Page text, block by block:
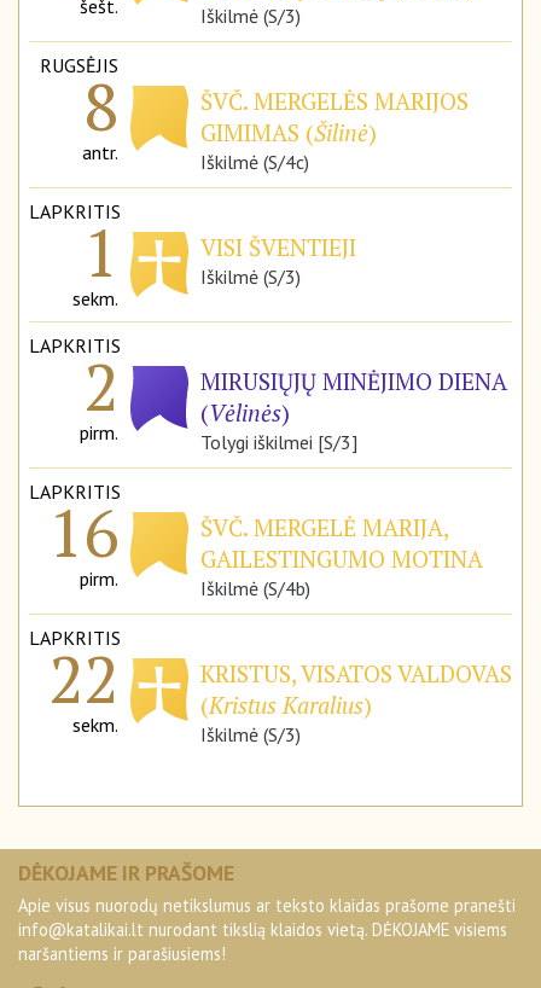
šešt. Iškilmė (S/3)
RUGSĖJIS
8
antr.
ŠVČ. MERGELĖS MARIJOS
GIMIMAS (Šilinė)
Iškilmė (S/4c)
LAPKRITIS
1
sekm.
VISI ŠVENTIEJI
Iškilmė (S/3)
LAPKRITIS
2
pirm.
MIRUSIŲJŲ MINĖJIMO DIENA
(Vėlinės)
Tolygi iškilmei [S/3]
LAPKRITIS
16
pirm.
ŠVČ. MERGELĖ MARIJA,
GAILESTINGUMO MOTINA
Iškilmė (S/4b)
LAPKRITIS
22
sekm.
KRISTUS, VISATOS VALDOVAS
(Kristus Karalius)
Iškilmė (S/3)
DĖKOJAME IR PRAŠOME
Apie visus nuorodų netikslumus ar teksto klaidas prašome pranešti
info@katalikai.lt nurodant tikslią klaidos vietą. DĖKOJAME visiems
naršantiems ir parašiusiems!